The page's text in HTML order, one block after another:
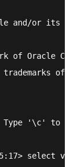
and/or its
of Oracle
trademarks of
'\c' to
select